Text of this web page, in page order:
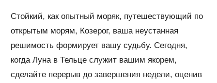
Стойкий, как опытный моряк, путешествующий по
открытым морям, Козерог, ваша неустанная
решимость формирует вашу судьбу. Сегодня,
когда Луна в Тельце служит вашим якорем,
сделайте перерыв до завершения недели, оценив